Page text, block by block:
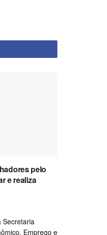
pelo
e realiza
Secretaria
Emprego e